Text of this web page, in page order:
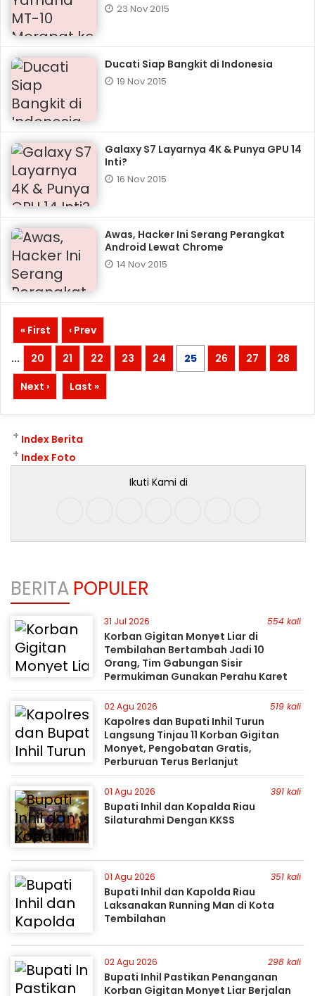
23 Nov 2015
Ducati Siap Bangkit di Indonesia
19 Nov 2015
Galaxy S7 Layarnya 4K & Punya GPU 14
Inti?
16 Nov 2015
Awas, Hacker Ini Serang Perangkat
Android Lewat Chrome
14 Nov 2015
« First
‹ Prev
...
20 21 22 23 24 25 26 27
28
Next ›
Last »
Index Berita
+
Index Foto
+
Ikuti Kami di
BERITA POPULER
31 Jul 2026 554 kali
Korban Gigitan Monyet Liar di
Tembilahan Bertambah Jadi 10
Orang, Tim Gabungan Sisir
Permukiman Gunakan Perahu Karet
02 Agu 2026 519 kali
Kapolres dan Bupati Inhil Turun
Langsung Tinjau 11 Korban Gigitan
Monyet, Pengobatan Gratis,
Perburuan Terus Berlanjut
01 Agu 2026 391 kali
Bupati Inhil dan Kopalda Riau
Silaturahmi Dengan KKSS
01 Agu 2026 351 kali
Bupati Inhil dan Kapolda Riau
Laksanakan Running Man di Kota
Tembilahan
02 Agu 2026 298 kali
Bupati Inhil Pastikan Penanganan
Korban Gigitan Monyet Liar Berjalan